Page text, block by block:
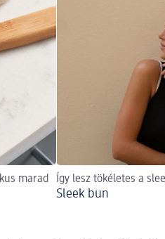
marad Így lesz tökéletes a
Sleek bun